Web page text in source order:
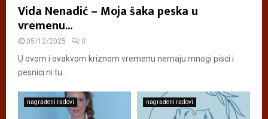
Vida Nenadić – Moja šaka peska u
vremenu...
05/12/2025 0
U ovom i ovakvom kriznom vremenu nemaju mnogi pisci i
pesnici ni tu...
nagrađeni radovi nagrađeni radovi